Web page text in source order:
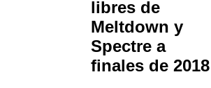
libres de
Meltdown y
Spectre a
finales de 2018